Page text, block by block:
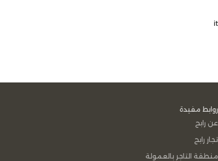
it
روابط مفيدة
عن رابح
تجار رابح
منطقة التاجر بالعمولة